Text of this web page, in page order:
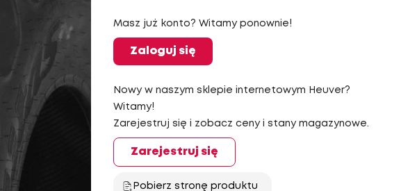
Masz już konto? Witamy ponownie!
Zaloguj się
Nowy w naszym sklepie internetowym Heuver?
Witamy!
Zarejestruj się i zobacz ceny i stany magazynowe.
Zarejestruj się
Pobierz stronę produktu